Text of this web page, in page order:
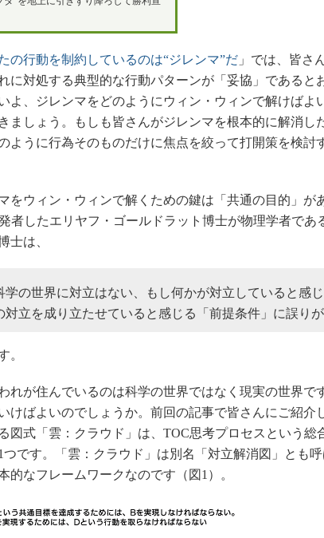
グローバル設計・開
制御セキュリティ
新型コロナへの対応
の行動を制約しているのは“ジレンマ”だ 」では、皆さ
に対処する典型的な行動パターンが「妥協」であると
よ、ジレンマをどのようにウィン・ウィンで解けばよ
ましょう。もしも皆さんがジレンマを根本的に解消し
ように行為そのものだけに焦点を絞って打開策を検討
をウィン・ウィンで解くための鍵は「共通の目的」が
者したエリヤフ・ゴールドラット博士が物理学者であ
士は、
学の世界に対立はない、もし何かが対立していると感
対立を成り立たせていると感じる「前提条件」に誤り
。
れが住んでいるのは科学の世界ではなく現実の世界で
けばよいのでしょうか。前回の記事で皆さんにご紹介
図式「雲：クラウド」は、TOC思考プロセスという総
つです。「雲：クラウド」は別名「対立解消図」とも
的なフレームワークなのです（図1）。